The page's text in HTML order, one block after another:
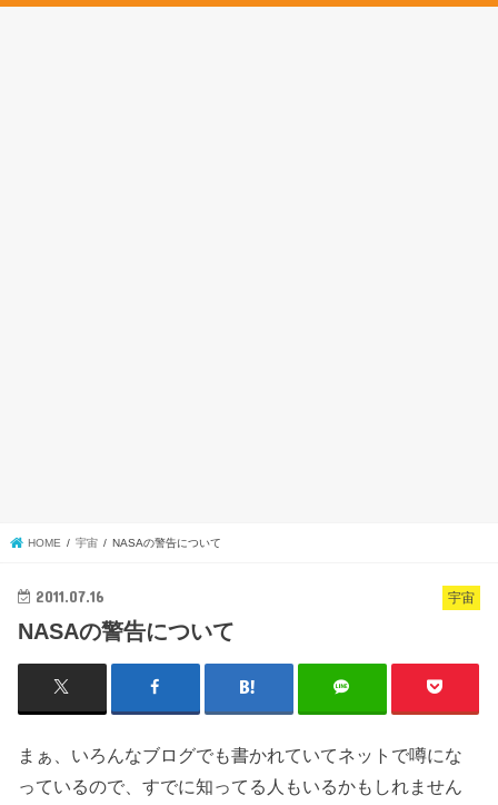
HOME 宇宙 NASAの警告について
宇宙
2011.07.16
NASAの警告について
まぁ、いろんなブログでも書かれていてネットで噂にな
っているので、すでに知ってる人もいるかもしれません